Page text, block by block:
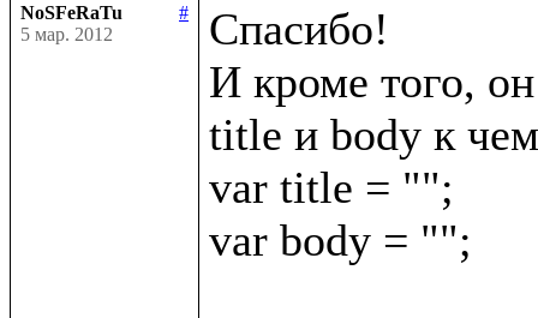
NoSFeRaTu
#
5 мар. 2012
Спасибо!
И кроме того,
title и body к
var title = "";
var body = "";